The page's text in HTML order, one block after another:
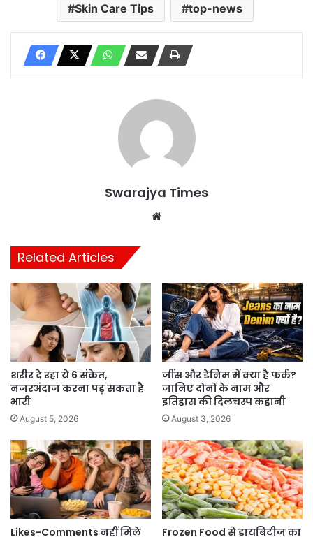
Skin Care Tips top-news
Swarajya Times
Related Articles
शरीर दे रहा ये 6 संकेत,
नजरअंदाज करना पड़ सकता है
भारी
August 5, 2026
जींस और डेनिम में क्या है फर्क?
जानिए दोनों के नाम और
इतिहास की दिलचस्प कहानी
August 3, 2026
Likes-Comments नहीं मिले Frozen Food से डायबिटीज का